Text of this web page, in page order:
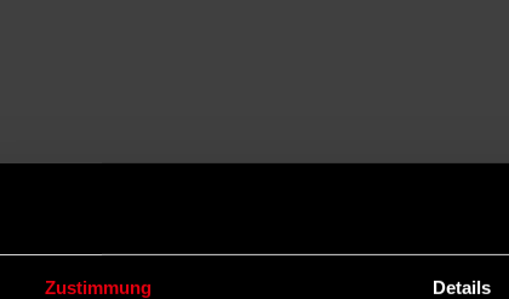
Zustimmung Details